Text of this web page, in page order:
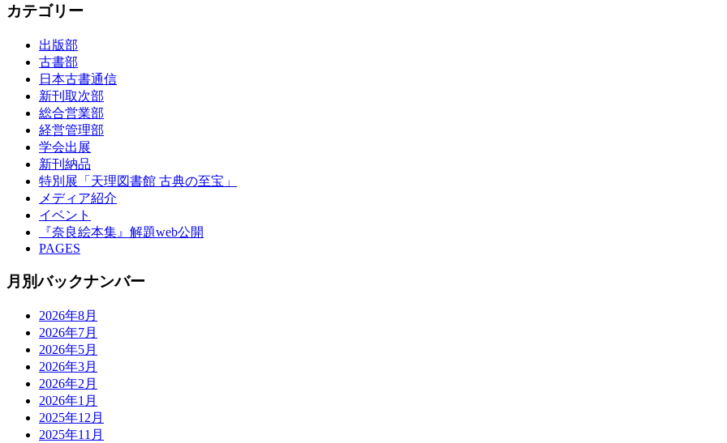
カテゴリー
出版部
古書部
日本古書通信
新刊取次部
総合営業部
経営管理部
学会出展
新刊納品
特別展「天理図書館 古典の至宝」
メディア紹介
イベント
『奈良絵本集』解題web公開
PAGES
月別バックナンバー
2026年8月
2026年7月
2026年5月
2026年3月
2026年2月
2026年1月
2025年12月
2025年11月